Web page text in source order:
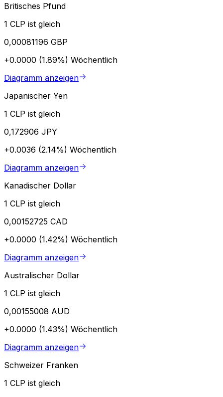
Britisches Pfund
1 CLP ist gleich
0,00081196 GBP
+0.0000 (1.89%) Wöchentlich
Diagramm anzeigen
Japanischer Yen
1 CLP ist gleich
0,172906 JPY
+0.0036 (2.14%) Wöchentlich
Diagramm anzeigen
Kanadischer Dollar
1 CLP ist gleich
0,00152725 CAD
+0.0000 (1.42%) Wöchentlich
Diagramm anzeigen
Australischer Dollar
1 CLP ist gleich
0,00155008 AUD
+0.0000 (1.43%) Wöchentlich
Diagramm anzeigen
Schweizer Franken
1 CLP ist gleich